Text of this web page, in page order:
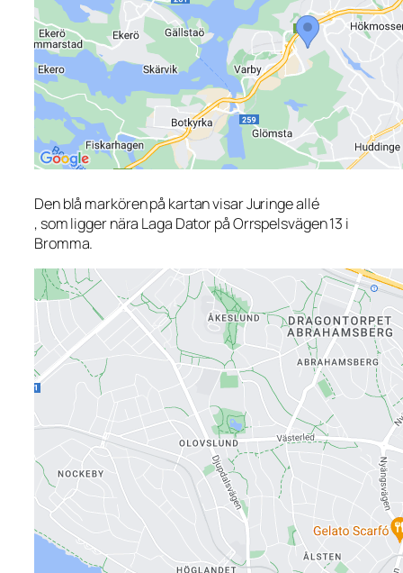
Den blå markören på kartan visar Juringe allé
, som ligger nära Laga Dator på Orrspelsvägen 13 i
Bromma.